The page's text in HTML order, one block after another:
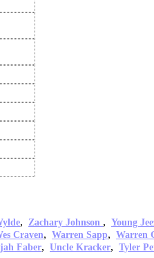
, Zachary Johnson , Young
Craven, Warren Sapp, Warren
Faber, Uncle Kracker, Tyler